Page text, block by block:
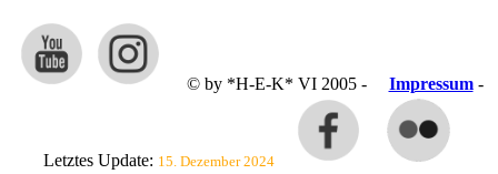
© by *H-E-K* VI 2005 - Impressum-
Letztes Update: 15. Dezember 2024